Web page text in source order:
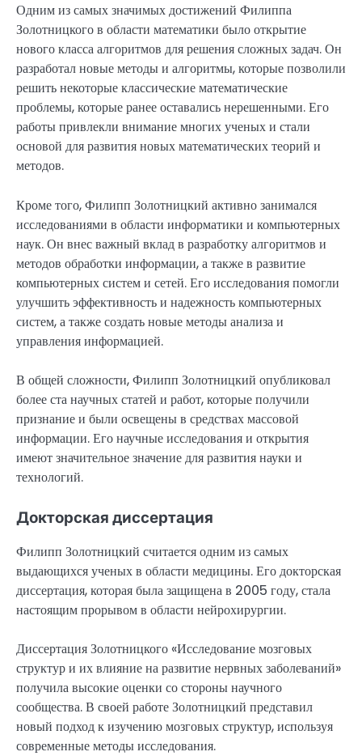
Одним из самых значимых достижений Филиппа
Золотницкого в области математики было открытие
нового класса алгоритмов для решения сложных задач. Он
разработал новые методы и алгоритмы, которые позволили
решить некоторые классические математические
проблемы, которые ранее оставались нерешенными. Его
работы привлекли внимание многих ученых и стали
основой для развития новых математических теорий и
методов.
Кроме того, Филипп Золотницкий активно занимался
исследованиями в области информатики и компьютерных
наук. Он внес важный вклад в разработку алгоритмов и
методов обработки информации, а также в развитие
компьютерных систем и сетей. Его исследования помогли
улучшить эффективность и надежность компьютерных
систем, а также создать новые методы анализа и
управления информацией.
В общей сложности, Филипп Золотницкий опубликовал
более ста научных статей и работ, которые получили
признание и были освещены в средствах массовой
информации. Его научные исследования и открытия
имеют значительное значение для развития науки и
технологий.
Докторская диссертация
Филипп Золотницкий считается одним из самых
выдающихся ученых в области медицины. Его докторская
диссертация, которая была защищена в 2005 году, стала
настоящим прорывом в области нейрохирургии.
Диссертация Золотницкого «Исследование мозговых
структур и их влияние на развитие нервных заболеваний»
получила высокие оценки со стороны научного
сообщества. В своей работе Золотницкий представил
новый подход к изучению мозговых структур, используя
современные методы исследования.